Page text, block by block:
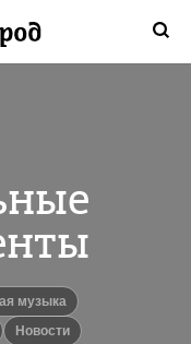
музыка
новости